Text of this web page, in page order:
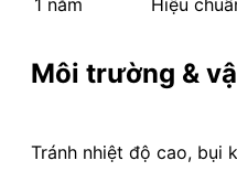
Môi trường &
Tránh nhiệt độ cao, bụi